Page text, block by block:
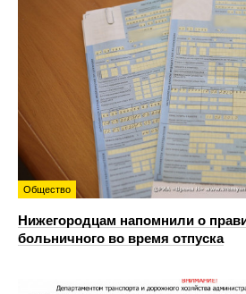
Общество
Нижегородцам напомнили о
больничного во время отпуска